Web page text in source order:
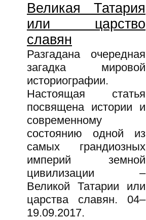
Великая Татария
или царство
славян
Разгадана очередная
загадка мировой
историографии.
Настоящая статья
посвящена истории и
современному
состоянию одной из
самых грандиозных
империй земной
цивилизации –
Великой Татарии или
царства славян. 04–
19.09.2017.